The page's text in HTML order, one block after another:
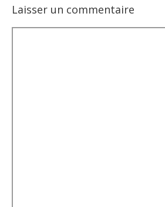
Laisser un commentaire